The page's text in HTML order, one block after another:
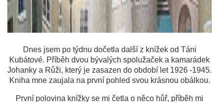
Dnes jsem po týdnu dočetla další z knížek od Táni
Kubátové. Příběh dvou bývalých spolužaček a kamarádek
Johanky a Růži, který je zasazen do období let 1926 -1945.
Kniha mne zaujala na první pohled svou krásnou obálkou.
První polovina knížky se mi četla o něco hůř, příběh mi